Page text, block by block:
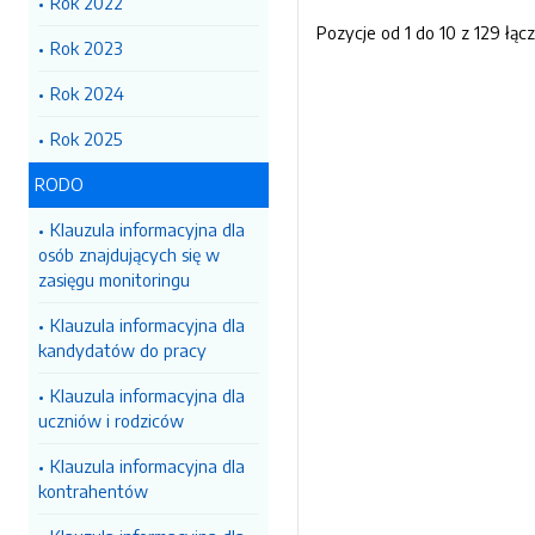
Rok 2023
Rok 2024
Rok 2025
RODO
Klauzula informacyjna dla
osób znajdujących się w
zasięgu monitoringu
Klauzula informacyjna dla
kandydatów do pracy
Klauzula informacyjna dla
uczniów i rodziców
Klauzula informacyjna dla
kontrahentów
Pozycje od 1 do 10 z 129